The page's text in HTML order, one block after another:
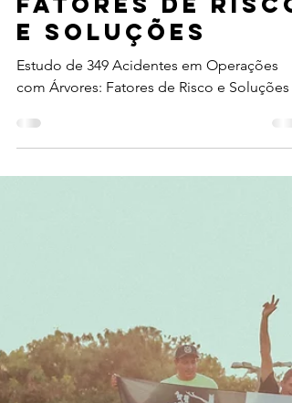
Estudo de 336
Acidentes em
Operações com
Árvores:
Fatores de Risco
e Soluções